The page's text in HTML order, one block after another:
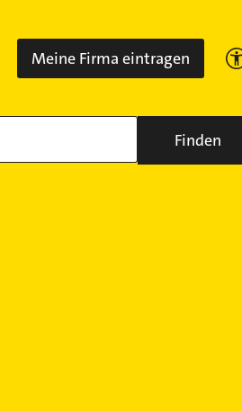
Meine Firma eintragen
Finden